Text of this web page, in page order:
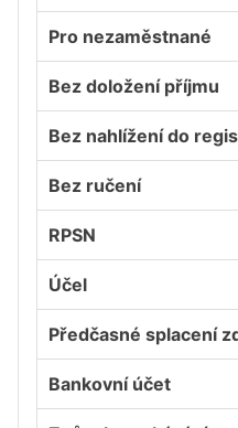
Pro nezaměstnané
Bez doložení příjmu
Bez nahlížení do
Bez ručení
RPSN
Účel
Předčasné splacení
Bankovní účet